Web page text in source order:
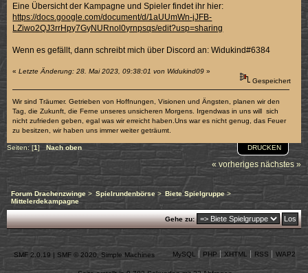
Eine Übersicht der Kampagne und Spieler findet ihr hier:
https://docs.google.com/document/d/1aUUmWn-jJFB-
LZiwo2QJ3rrHpy7GyNURnol0yrnpsqs/edit?usp=sharing
Wenn es gefällt, dann schreibt mich über Discord an: Widukind#6384
«Letzte Änderung: 28. Mai 2023, 09:38:01 von Widukind09 »
Gespeichert
Wir sind Träumer. Getrieben von Hoffnungen, Visionen und Ängsten, planen wir den
Tag, die Zukunft, die Ferne unseres unsicheren Morgens. Irgendwas in uns will sich
nicht zufrieden geben, egal was wir erreicht haben.Uns war es nicht genug, das Feuer
zu besitzen, wir haben uns immer weiter geträumt.
DRUCKEN
Seiten: [1] Nach oben
« vorheriges nächstes »
Forum Drachenzwinge > Spielrundenbörse> Biete Spielgruppe>
Mittelerdekampagne
Gehe zu:
SMF 2.0.19 | SMF © 2020 Simple Machines MySQL PHP XHTML RSS WAP2